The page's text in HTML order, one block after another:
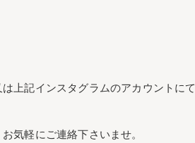
上記インスタグラムのアカウントにて
気軽にご連絡下さいませ。